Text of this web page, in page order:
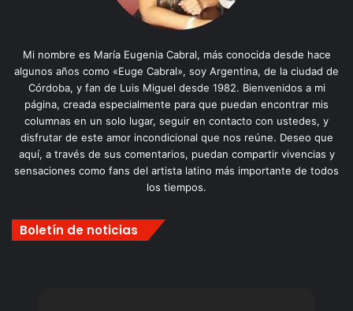
Mi nombre es María Eugenia Cabral, más conocida desde hace
algunos años como «Euge Cabral», soy Argentina, de la ciudad de
Córdoba, y fan de Luis Miguel desde 1982. Bienvenidos a mi
página, creada especialmente para que puedan encontrar mis
columnas en un solo lugar, seguir en contacto con ustedes, y
disfrutar de este amor incondicional que nos reúne. Deseo que
aquí, a través de sus comentarios, puedan compartir vivencias y
sensaciones como fans del artista latino más importante de todos
los tiempos.
Boletín de noticias